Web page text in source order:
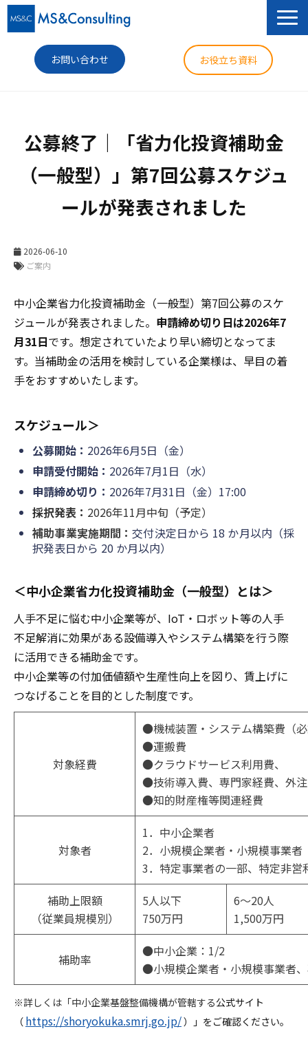
お問い合わせ お役立ち資料
セミナー
導入事例
企業情報
公募終了｜「省力化投資補助金
（一般型）」第7回公募スケジュ
ールが発表されました
2026-06-10
ご案内
中小企業省力化投資補助金（一般型）第7回公募のスケ
ジュールが発表されました。 申請締め切り日は2026年7
月31日です。想定されていたより早い締切となってま
す。当補助金の活用を検討している企業様は、早目の着
手をおすすめいたします。
スケジュール＞
公募開始： 2026年6月5日（金）
申請受付開始： 2026年7月1日（水）
申請締め切り： 2026年7月31日（金）17:00
採択発表： 2026年11月中旬（予定）
補助事業実施期間：交付決定日から 18 か月以内（採
択発表日から 20 か月以内）
＜中小企業省力化投資補助金（一般型）とは＞
人手不足に悩む中小企業等が、IoT・ロボット等の人手
不足解消に効果がある設備導入やシステム構築を行う際
に活用できる補助金です。
中小企業等の付加価値額や生産性向上を図り、賃上げに
つなげることを目的とした制度です。
対象経費
●機械装置・システム構築費（
●運搬費
●クラウドサービス利用費、
●技術導入費、専門家経費、外
●知的財産権等関連経費
対象者
1．中小企業者
2．小規模企業者・小規模事業者
3．特定事業者の一部、特定非
補助上限額
（従業員規模別）
5人以下
750万円
6〜20人
1,500万円
補助率
●中小企業：1/2
●小規模企業者・小規模事業者
※詳しくは「中小企業基盤整備機構が管轄する公式サイト
（ https://shoryokuka.smrj.go.jp/）」をご確認ください。